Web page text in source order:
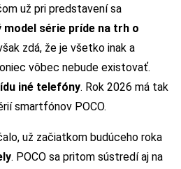
už pri predstavení sa
model série príde na trh o
zdá, že je všetko inak a
vôbec nebude existovať.
iné telefóny. Rok 2026 má tak
smartfónov POCO.
už začiatkom budúceho roka
. POCO sa pritom sústredí aj na